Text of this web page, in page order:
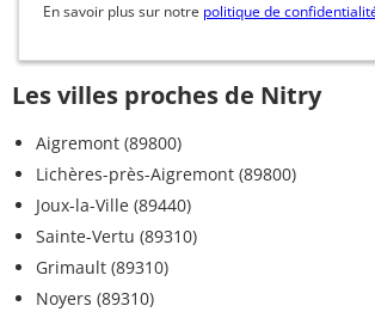
En savoir plus sur notre politique de
Les villes proches de Nitry
Aigremont (89800)
Lichères-près-Aigremont (89800)
Joux-la-Ville (89440)
Sainte-Vertu (89310)
Grimault (89310)
Noyers (89310)